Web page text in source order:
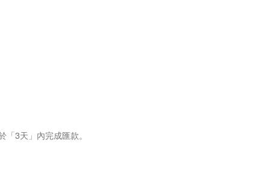
3天」內完成匯款。